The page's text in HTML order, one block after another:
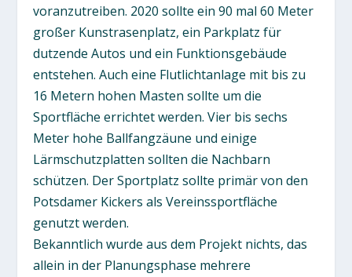
voranzutreiben. 2020 sollte ein 90 mal 60 Meter
großer Kunstrasenplatz, ein Parkplatz für
dutzende Autos und ein Funktionsgebäude
entstehen. Auch eine Flutlichtanlage mit bis zu
16 Metern hohen Masten sollte um die
Sportfläche errichtet werden. Vier bis sechs
Meter hohe Ballfangzäune und einige
Lärmschutzplatten sollten die Nachbarn
schützen. Der Sportplatz sollte primär von den
Potsdamer Kickers als Vereinssportfläche
genutzt werden.
Bekanntlich wurde aus dem Projekt nichts, das
allein in der Planungsphase mehrere